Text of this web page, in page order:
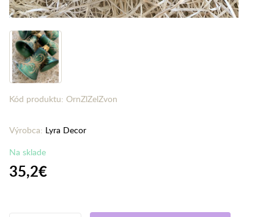
Kód produktu: OrnZlZelZvon
Výrobca: Lyra Decor
Na sklade
35,2€